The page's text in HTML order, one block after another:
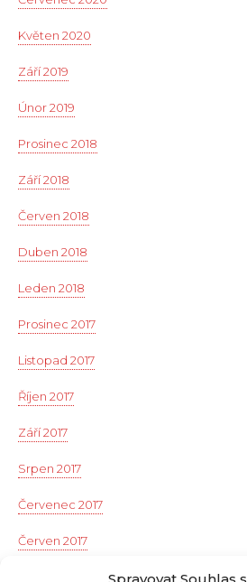
Květen 2020
Září 2019
Únor 2019
Prosinec 2018
Září 2018
Červen 2018
Duben 2018
Leden 2018
Prosinec 2017
Listopad 2017
Říjen 2017
Září 2017
Srpen 2017
Červenec 2017
Červen 2017